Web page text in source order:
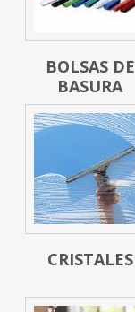
BOLSAS DE
BASURA
CRISTALES